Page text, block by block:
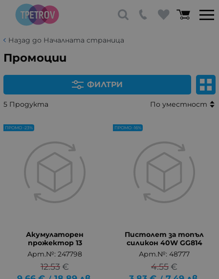
Назад до Началната страница
Промоции
ФИЛТРИ
5 Продукта По уместност
Акумулаторен
прожектор 13
Арт.№: 247798
12.53€
ПРОМО -23%
Пистолет за топъл
силикон 40W GG814
Арт.№: 48777
4.55€
ПРОМО -16%